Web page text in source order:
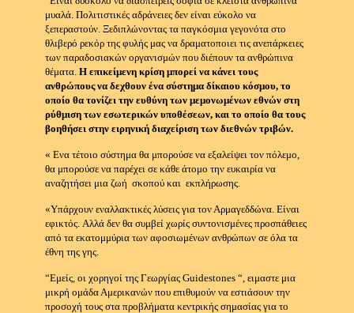
μυαλά. Πολιτιστικές αδράνειες δεν είναι εύκολο να
ξεπεραστούν. Ξεδιπλώνοντας τα παγκόσμια γεγονότα στο
θλιβερό ρεκόρ της φυλής μας να δραματοποιει τις ανεπάρκειες
των παραδοσιακών οργανισμών που διέπουν τα ανθρώπινα
θέματα. Η επικείμενη κρίση μπορεί να κάνει τους
ανθρώπους να δεχθουν ένα σύστημα δίκαιου κόσμου, το
οποίο θα τονίζει την ευθύνη των μεμονωμένων εθνών στη
ρύθμιση των εσωτερικών υποθέσεων, και το οποίο θα τους
βοηθήσει στην ειρηνική διαχείριση των διεθνών τριβών.
« Ενα τέτοιο σύστημα θα μπορούσε να εξαλείψει τον πόλεμο,
θα μπορούσε να παρέχει σε κάθε άτομο την ευκαιρία να
αναζητήσει μια ζωή σκοπού και εκπλήρωσης.
«Υπάρχουν εναλλακτικές λύσεις για τον Αρμαγεδδώνα. Είναι
εφικτός. Αλλά δεν θα συμβεί χωρίς συντονισμένες προσπάθειες
από τα εκατομμύρια των αφοσιωμένων ανθρώπων σε όλα τα
έθνη της γης.
“Εμείς, οι χορηγοί της Γεωργίας Guidestones “, ειμαστε μια
μικρή ομάδα Αμερικανών που επιθυμούν να εστιάσουν την
προσοχή τους στα προβλήματα κεντρικής σημασίας για το